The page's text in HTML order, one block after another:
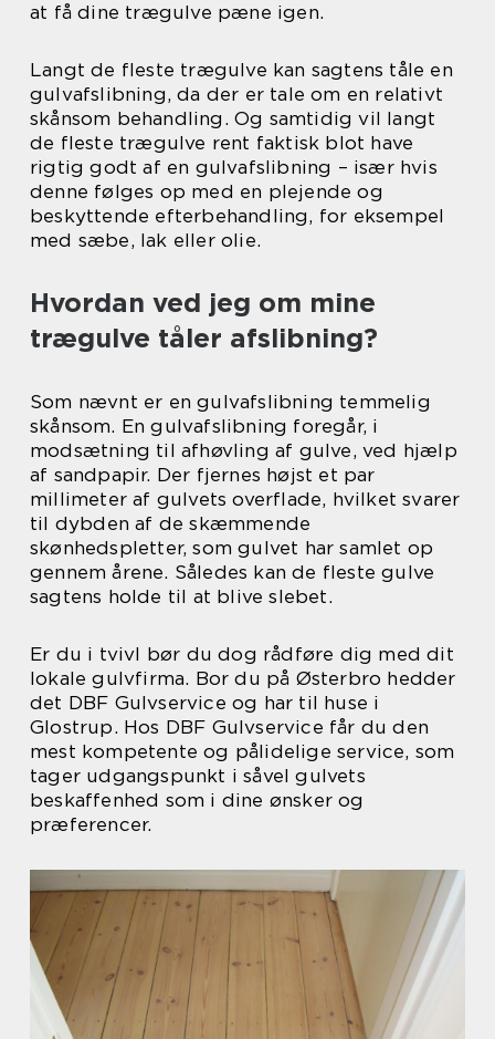
at få dine trægulve pæne igen.
Langt de fleste trægulve kan sagtens tåle en
gulvafslibning, da der er tale om en relativt
skånsom behandling. Og samtidig vil langt
de fleste trægulve rent faktisk blot have
rigtig godt af en gulvafslibning – især hvis
denne følges op med en plejende og
beskyttende efterbehandling, for eksempel
med sæbe, lak eller olie.
Hvordan ved jeg om mine
trægulve tåler afslibning?
Som nævnt er en gulvafslibning temmelig
skånsom. En gulvafslibning foregår, i
modsætning til afhøvling af gulve, ved hjælp
af sandpapir. Der fjernes højst et par
millimeter af gulvets overflade, hvilket svarer
til dybden af de skæmmende
skønhedspletter, som gulvet har samlet op
gennem årene. Således kan de fleste gulve
sagtens holde til at blive slebet.
Er du i tvivl bør du dog rådføre dig med dit
lokale gulvfirma. Bor du på Østerbro hedder
det DBF Gulvservice og har til huse i
Glostrup. Hos DBF Gulvservice får du den
mest kompetente og pålidelige service, som
tager udgangspunkt i såvel gulvets
beskaffenhed som i dine ønsker og
præferencer.